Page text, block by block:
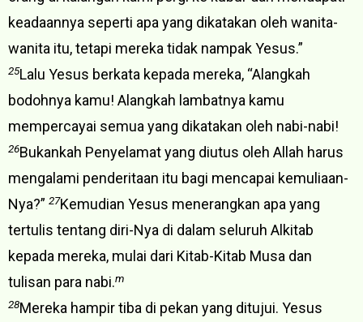
keadaannya seperti apa yang dikatakan oleh wanita-
wanita itu, tetapi mereka tidak nampak Yesus.”
25Lalu Yesus berkata kepada mereka, “Alangkah
bodohnya kamu! Alangkah lambatnya kamu
mempercayai semua yang dikatakan oleh nabi-nabi!
26Bukankah Penyelamat yang diutus oleh Allah harus
mengalami penderitaan itu bagi mencapai kemuliaan-
Nya?” 27Kemudian Yesus menerangkan apa yang
tertulis tentang diri-Nya di dalam seluruh Alkitab
kepada mereka, mulai dari Kitab-Kitab Musa dan
tulisan para nabi.m
28Mereka hampir tiba di pekan yang ditujui. Yesus